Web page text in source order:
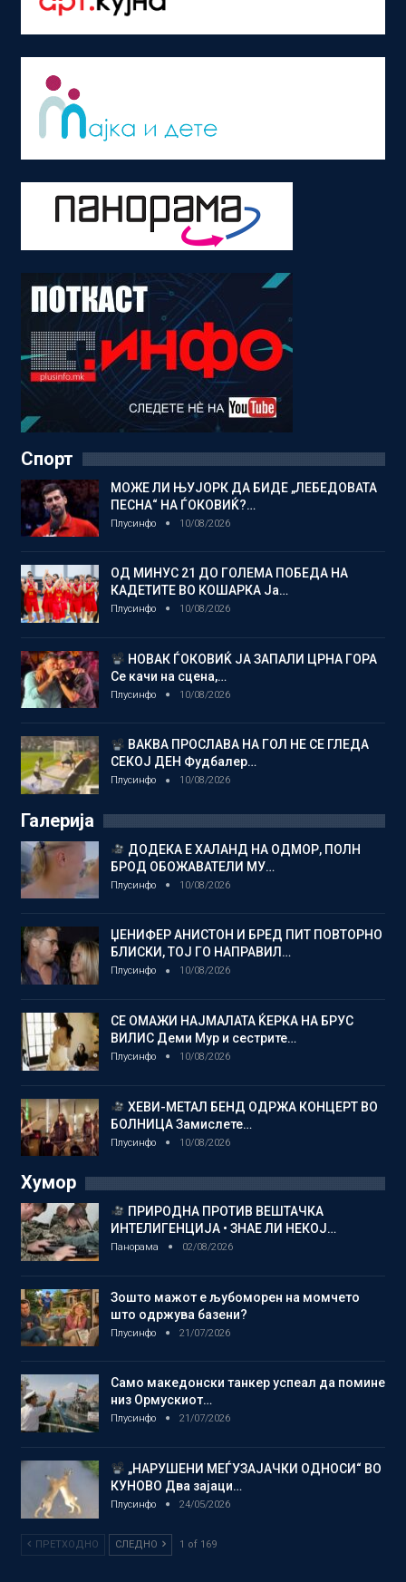
Спорт
МОЖЕ ЛИ ЊУЈОРК ДА БИДЕ „ЛЕБЕДОВАТА
ПЕСНА“ НА ЃОКОВИЌ?…
Плусинфо 10/08/2026
ОД МИНУС 21 ДО ГОЛЕМА ПОБЕДА НА
КАДЕТИТЕ ВО КОШАРКА Ја…
Плусинфо 10/08/2026
НОВАК ЃОКОВИЌ ЈА ЗАПАЛИ ЦРНА ГОРА
Се качи на сцена,…
Плусинфо 10/08/2026
ВАКВА ПРОСЛАВА НА ГОЛ НЕ СЕ ГЛЕДА
СЕКОЈ ДЕН Фудбалер…
Плусинфо 10/08/2026
Галерија
ДОДЕКА Е ХАЛАНД НА ОДМОР, ПОЛН
БРОД ОБОЖАВАТЕЛИ МУ…
Плусинфо 10/08/2026
ЏЕНИФЕР АНИСТОН И БРЕД ПИТ ПОВТОРНО
БЛИСКИ, ТОЈ ГО НАПРАВИЛ…
Плусинфо 10/08/2026
СЕ ОМАЖИ НАЈМАЛАТА ЌЕРКА НА БРУС
ВИЛИС Деми Мур и сестрите…
Плусинфо 10/08/2026
ХЕВИ-МЕТАЛ БЕНД ОДРЖА КОНЦЕРТ ВО
БОЛНИЦА Замислете…
Плусинфо 10/08/2026
Хумор
ПРИРОДНА ПРОТИВ ВЕШТАЧКА
ИНТЕЛИГЕНЦИЈА • ЗНАЕ ЛИ НЕКОЈ…
Панорама 02/08/2026
Зошто мажот е љубоморен на момчето
што одржува базени?
Плусинфо 21/07/2026
Само македонски танкер успеал да помине
низ Ормускиот…
Плусинфо 21/07/2026
„НАРУШЕНИ МЕЃУЗАЈАЧКИ ОДНОСИ“ ВО
КУНОВО Два зајаци…
Плусинфо 24/05/2026
ПРЕТХОДНО СЛЕДНО 1 of 169